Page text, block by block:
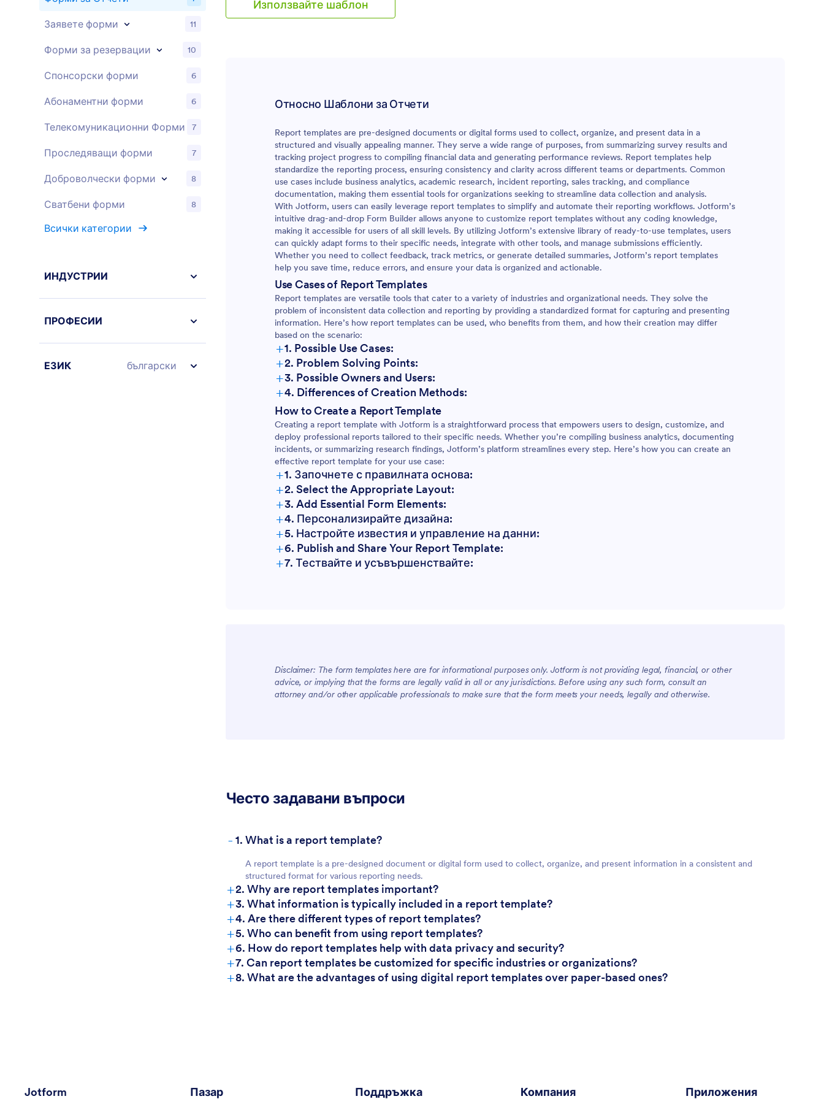
въведете допълнителната информация
за консултативната сесия, включително
консултации днес!
Използвайте шаблон
Относно Шаблони за Отчети
Report templates are pre-designed documents or digital forms used to collect, organize, and present data in a
structured and visually appealing manner. They serve a wide range of purposes, from summarizing survey results and
tracking project progress to compiling financial data and generating performance reviews. Report templates help
standardize the reporting process, ensuring consistency and clarity across different teams or departments. Common
use cases include business analytics, academic research, incident reporting, sales tracking, and compliance
documentation, making them essential tools for organizations seeking to streamline data collection and analysis.
With Jotform, users can easily leverage report templates to simplify and automate their reporting workflows. Jotform’s
intuitive drag-and-drop Form Builder allows anyone to customize report templates without any coding knowledge,
making it accessible for users of all skill levels. By utilizing Jotform’s extensive library of ready-to-use templates, users
can quickly adapt forms to their specific needs, integrate with other tools, and manage submissions efficiently.
Whether you need to collect feedback, track metrics, or generate detailed summaries, Jotform’s report templates
help you save time, reduce errors, and ensure your data is organized and actionable.
Use Cases of Report Templates
Report templates are versatile tools that cater to a variety of industries and organizational needs. They solve the
problem of inconsistent data collection and reporting by providing a standardized format for capturing and presenting
information. Here’s how report templates can be used, who benefits from them, and how their creation may differ
based on the scenario:
+1. Possible Use Cases:
+2. Problem Solving Points:
+3. Possible Owners and Users:
+4. Differences of Creation Methods:
How to Create a Report Template
Creating a report template with Jotform is a straightforward process that empowers users to design, customize, and
deploy professional reports tailored to their specific needs. Whether you’re compiling business analytics, documenting
incidents, or summarizing research findings, Jotform’s platform streamlines every step. Here’s how you can create an
effective report template for your use case:
+1. Започнете с правилната основа:
+2. Select the Appropriate Layout:
+3. Add Essential Form Elements:
+4. Персонализирайте дизайна:
+5. Настройте известия и управление на данни:
+6. Publish and Share Your Report Template:
+7. Тествайте и усъвършенствайте:
Disclaimer: The form templates here are for informational purposes only. Jotform is not providing legal, financial, or other
advice, or implying that the forms are legally valid in all or any jurisdictions. Before using any such form, consult an
attorney and/or other applicable professionals to make sure that the form meets your needs, legally and otherwise.
Често задавани въпроси
- 1. What is a report template?
A report template is a pre-designed document or digital form used to collect, organize, and present information in a consistent and
structured format for various reporting needs.
+2. Why are report templates important?
+3. What information is typically included in a report template?
+4. Are there different types of report templates?
+5. Who can benefit from using report templates?
+6. How do report templates help with data privacy and security?
+7. Can report templates be customized for specific industries or organizations?
+8. What are the advantages of using digital report templates over paper-based ones?
Заявете форми 11
Форми за резервации 10
Спонсорски форми 6
Абонаментни форми 6
Телекомуникационни Форми 7
Проследяващи форми 7
Доброволчески форми 8
Сватбени форми 8
Всички категории
ИНДУСТРИИ
ПРОФЕСИИ
ЕЗИК български
Jotform Пазар Поддръжка Компания Приложения